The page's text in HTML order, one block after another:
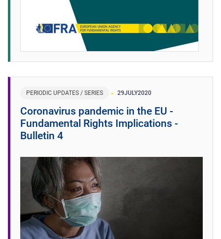
PERIODIC UPDATES / SERIES 29JULY2020
Coronavirus pandemic in the EU -
Fundamental Rights Implications -
Bulletin 4